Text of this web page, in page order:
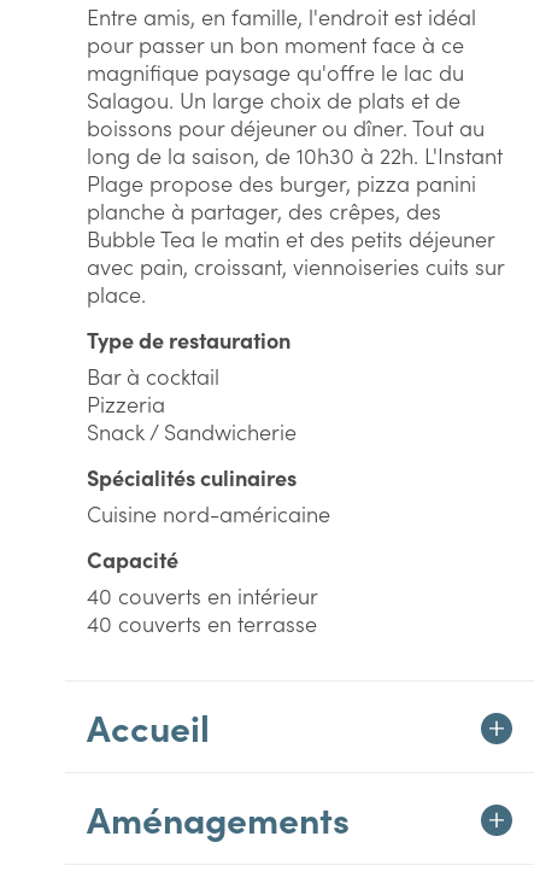
Entre amis, en famille, l'endroit est idéal
pour passer un bon moment face à ce
magnifique paysage qu'offre le lac du
Salagou. Un large choix de plats et de
boissons pour déjeuner ou dîner. Tout au
long de la saison, de 10h30 à 22h. L'Instant
Plage propose des burger, pizza panini
planche à partager, des crêpes, des
Bubble Tea le matin et des petits déjeuner
avec pain, croissant, viennoiseries cuits sur
place.
Type de restauration
Bar à cocktail
Pizzeria
Snack / Sandwicherie
Spécialités culinaires
Cuisine nord-américaine
Capacité
40 couverts en intérieur
40 couverts en terrasse
Accueil
Aménagements